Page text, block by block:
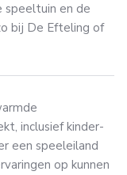
speeltuin en de
bij De Efteling of
inclusief kinder-
een speeleiland
op kunnen